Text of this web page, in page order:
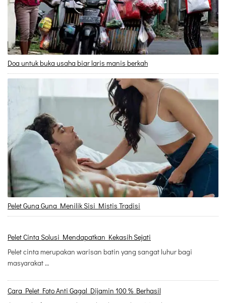
Doa untuk buka usaha biar laris manis berkah
Pelet Guna Guna Menilik Sisi Mistis Tradisi
Pelet Cinta Solusi Mendapatkan Kekasih Sejati
Pelet cinta merupakan warisan batin yang sangat luhur bagi
masyarakat …
Cara Pelet Foto Anti Gagal Dijamin 100 % Berhasil